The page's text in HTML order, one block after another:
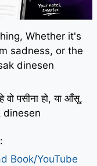
Whether it's
sadness, or the
dinesen
वो पसीना हो, या आँसू,
dinesen
Book/YouTube